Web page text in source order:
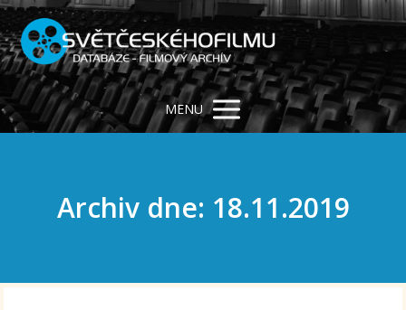
MENU
Archiv dne: 18.11.2019